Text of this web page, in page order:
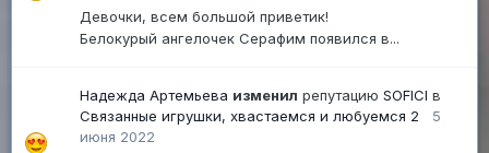
Девочки, всем большой приветик!
Белокурый ангелочек Серафим появился в...
Надежда Артемьева изменил репутацию SOFICI в
Связанные игрушки, хвастаемся и любуемся 2
5
июня 2022